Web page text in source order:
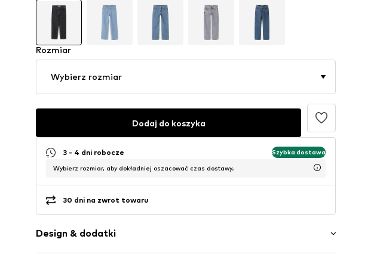
Rozmiar
Wybierz rozmiar
Dodaj do koszyka
3 - 4 dni robocze Szybka dostawa
Wybierz rozmiar, aby dokładniej oszacować czas dostawy.
30 dni na zwrot towaru
Design & dodatki